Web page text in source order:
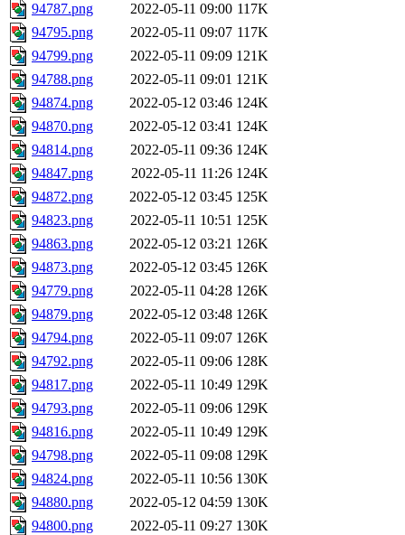
94787.png
2022-05-11 09:00 117K
94795.png
2022-05-11 09:07 117K
94799.png
2022-05-11 09:09 121K
94788.png
2022-05-11 09:01 121K
94874.png
2022-05-12 03:46 124K
94870.png
2022-05-12 03:41 124K
94814.png
2022-05-11 09:36 124K
94847.png
2022-05-11 11:26 124K
94872.png
2022-05-12 03:45 125K
94823.png
2022-05-11 10:51 125K
94863.png
2022-05-12 03:21 126K
94873.png
2022-05-12 03:45 126K
94779.png
2022-05-11 04:28 126K
94879.png
2022-05-12 03:48 126K
94794.png
2022-05-11 09:07 126K
94792.png
2022-05-11 09:06 128K
94817.png
2022-05-11 10:49 129K
94793.png
2022-05-11 09:06 129K
94816.png
2022-05-11 10:49 129K
94798.png
2022-05-11 09:08 129K
94824.png
2022-05-11 10:56 130K
94880.png
2022-05-12 04:59 130K
94800.png
2022-05-11 09:27 130K